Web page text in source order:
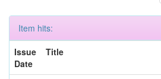
Item hits:
Issue
Date
Title